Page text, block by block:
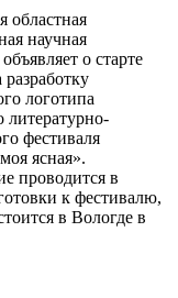
областная
научная
о старте
разработку
логотипа
литературно-
фестиваля
ясная».
проводится в
к фестивалю,
в Вологде в